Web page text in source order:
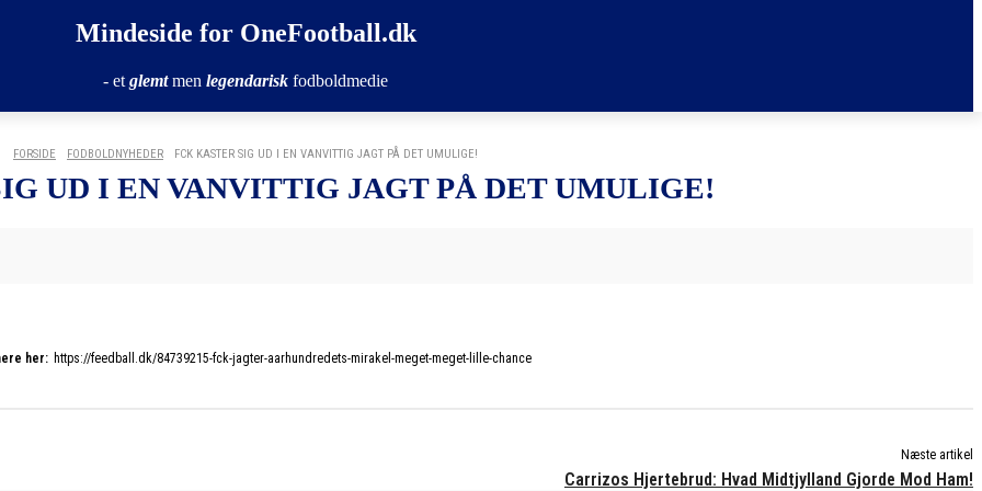
Mindeside for OneFootball.dk
- et glemtmen legendarisk fodboldmedie
FORSIDE FODBOLDNYHEDER FCK KASTER SIG UD I EN VANVITTIG JAGT PÅ DET UMULIGE!
UD I EN VANVITTIG JAGT PÅ DET UMULIGE!
her: https://feedball.dk/84739215-fck-jagter-aarhundredets-mirakel-meget-meget-lille-chance
Næste artikel
Carrizos Hjertebrud: Hvad Midtjylland Gjorde Mod Ham!